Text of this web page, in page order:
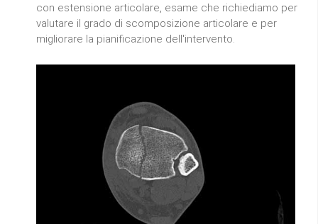
con estensione articolare, esame che richiediamo per
valutare il grado di scomposizione articolare e per
migliorare la pianificazione dell'intervento.